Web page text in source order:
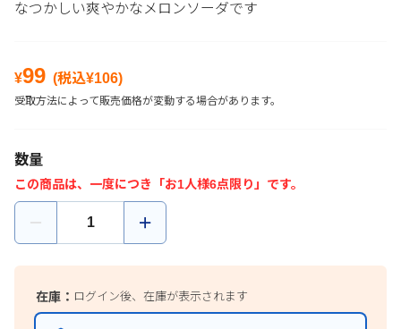
なつかしい爽やかなメロンソーダです
¥99 (税込¥106)
受取方法によって販売価格が変動する場合があります。
数量
この商品は、一度につき「お1人様6点限り」です。
在庫： ログイン後、在庫が表示されます